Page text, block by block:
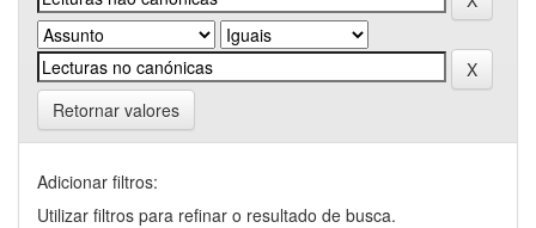
Retornar valores
Adicionar filtros:
Utilizar filtros para refinar o resultado de busca.